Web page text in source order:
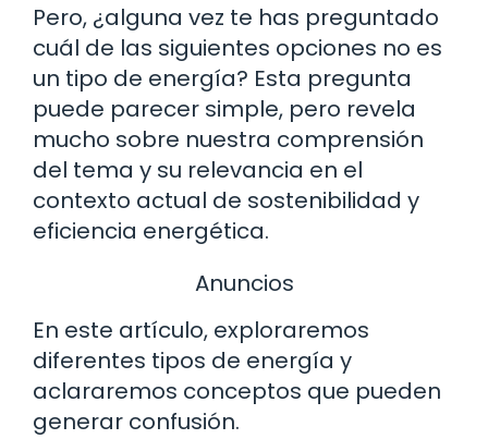
Pero, ¿alguna vez te has preguntado
cuál de las siguientes opciones no es
un tipo de energía? Esta pregunta
puede parecer simple, pero revela
mucho sobre nuestra comprensión
del tema y su relevancia en el
contexto actual de sostenibilidad y
eficiencia energética.
Anuncios
En este artículo, exploraremos
diferentes tipos de energía y
aclararemos conceptos que pueden
generar confusión.